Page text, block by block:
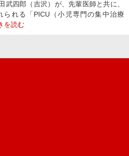
武四郎（吉沢）が、先輩医師と共に、
られる「PICU（小児専門の集中治療
を読む